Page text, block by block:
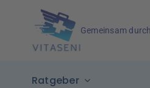
Gemeinsam
Ratgeber